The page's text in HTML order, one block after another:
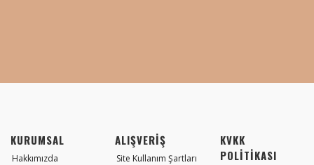
KURUMSAL
Hakkımızda
ALIŞVERİŞ
Site Kullanım Şartları
KVKK
POLİTİKASI